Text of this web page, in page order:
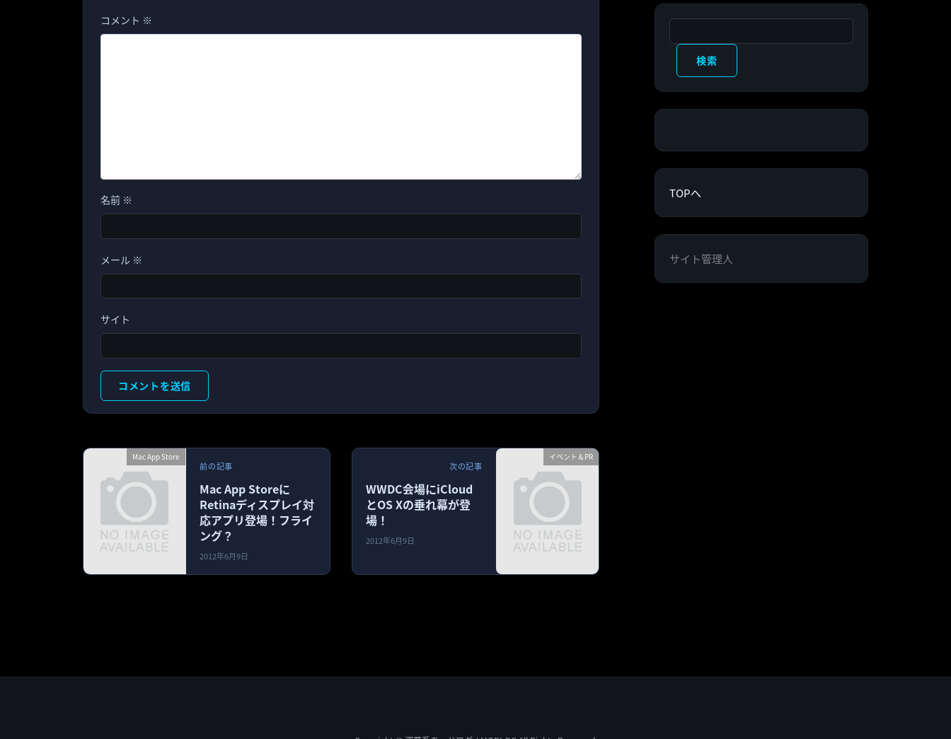
コメント ※
名前 ※
メール ※
サイト
Mac App Store
前の記事
Mac App Storeに
Retinaディスプレイ対
応アプリ登場！フライ
ング？
2012年6月9日
イベント＆PR
次の記事
WWDC会場にiCloud
とOS Xの垂れ幕が登
場！
2012年6月9日
検索
TOPへ
サイト管理人